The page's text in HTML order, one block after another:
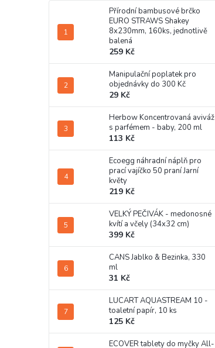
Přírodní bambusové brčko
EURO STRAWS Shakey
8x230mm, 160ks, jednotlivě
balená
259 Kč
Manipulační poplatek pro
objednávky do 300 Kč
29 Kč
Herbow Koncentrovaná aviváž
s parfémem - baby, 200 ml
113 Kč
Ecoegg náhradní náplň pro
prací vajíčko 50 praní Jarní
květy
219 Kč
VELKÝ PEČIVÁK - medonosné
kvítí a včely (34x32 cm)
399 Kč
CANS Jablko & Bezinka, 330
ml
31 Kč
LUCART AQUASTREAM 10 -
toaletní papír, 10 ks
125 Kč
ECOVER tablety do myčky All-